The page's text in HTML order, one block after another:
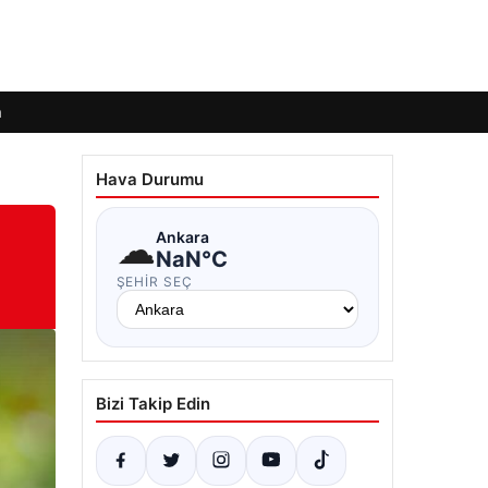
Hava Durumu
☁Ankara
NaN°C
ŞEHIR SEÇ
Bizi Takip Edin